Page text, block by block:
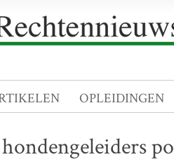
OPLEIDINGEN